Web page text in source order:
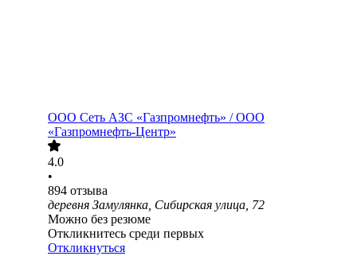
ООО Сеть АЗС «Газпромнефть» / ООО
«Газпромнефть-Центр»
4.0
•
894 отзыва
деревня Замулянка, Сибирская улица, 72
Можно без резюме
Откликнитесь среди первых
Откликнуться